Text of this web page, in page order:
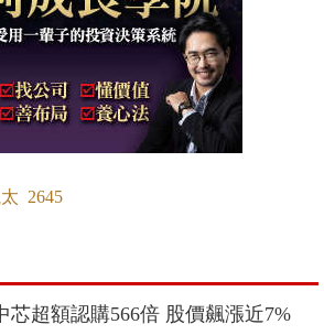
2645
芯超額認購566倍 股價飆漲近7%